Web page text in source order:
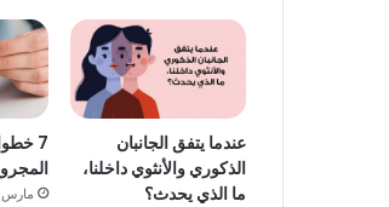
عندما يتفق الجانبان
الذكوري والأنثوي داخلنا،
ما الذي يحدث؟
7
مارس 26, 2023